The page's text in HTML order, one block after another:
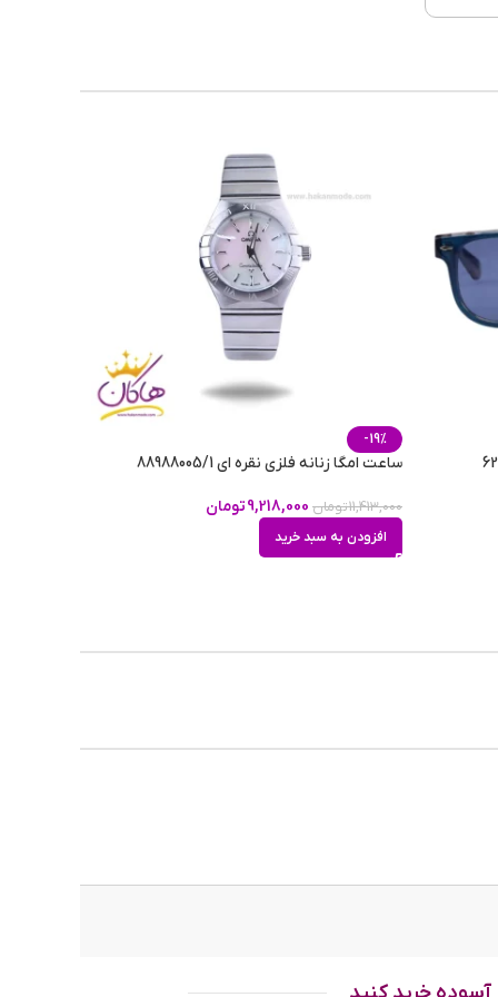
-19%
ساعت امگا زنانه فلزی نقره ای 88988005/1
11,413,000تومان 9,218,000تومان
افزودن به سبد خرید